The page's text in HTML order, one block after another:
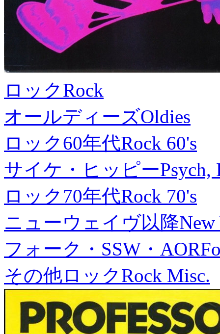
ロックRock
オールディーズOldies
ロック60年代Rock 60's
サイケ・ヒッピーPsych,
ロック70年代Rock 70's
ニューウェイヴ以降New
フォーク・SSW・AOR
その他ロックRock Misc.